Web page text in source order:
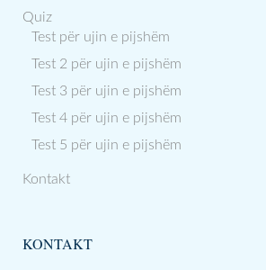
Quiz
Test për ujin e pijshëm
Test 2 për ujin e pijshëm
Test 3 për ujin e pijshëm
Test 4 për ujin e pijshëm
Test 5 për ujin e pijshëm
Kontakt
KONTAKT